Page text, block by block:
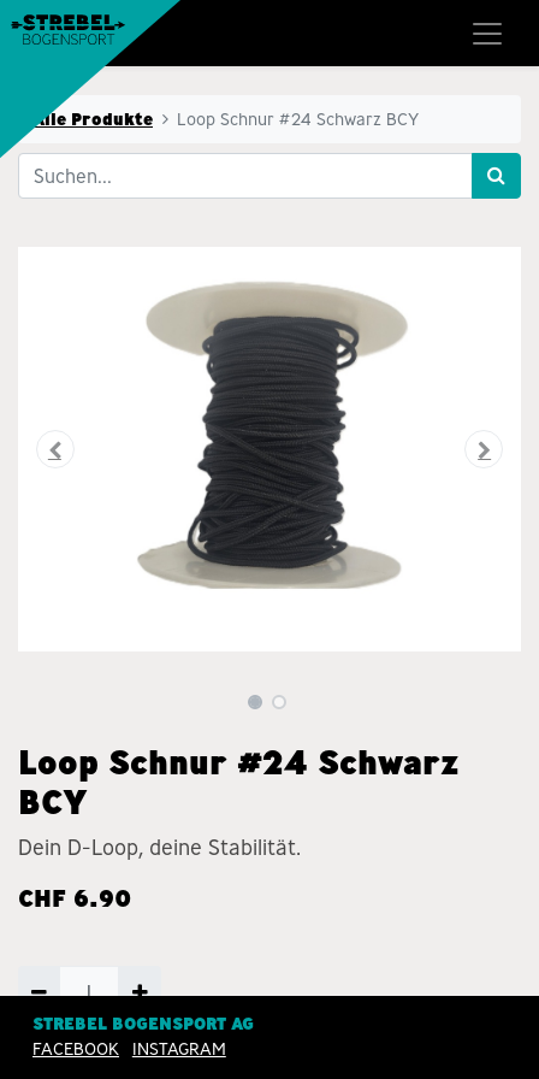
Alle Produkte Loop Schnur #24 Schwarz BCY
Loop Schnur #24 Schwarz
BCY
Dein D-Loop, deine Stabilität.
CHF 6.90
ZUM WARENKORB
STREBEL BOGENSPORT AG
FACEBOOK
INSTAGRAM